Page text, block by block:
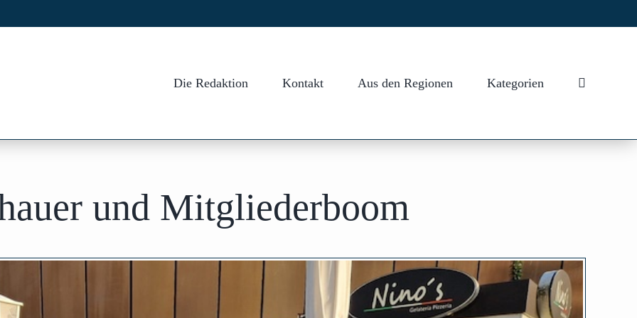
Die Redaktion Kontakt Aus den Regionen Kategorien
und Mitgliederboom